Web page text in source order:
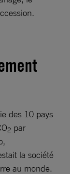
des 10 pays
2 par
la société
au monde.